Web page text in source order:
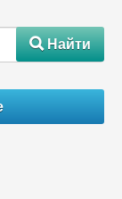
#Найти